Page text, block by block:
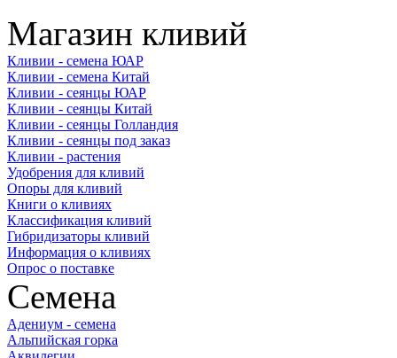
Магазин кливий
Кливии - семена ЮАР
Кливии - семена Китай
Кливии - сеянцы ЮАР
Кливии - сеянцы Китай
Кливии - сеянцы Голландия
Кливии - сеянцы под заказ
Кливии - растения
Удобрения для кливий
Опоры для кливий
Книги о кливиях
Классификация кливий
Гибридизаторы кливий
Информация о кливиях
Опрос о поставке
Семена
Адениум - семена
Альпийская горка